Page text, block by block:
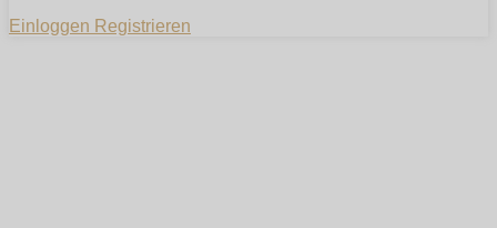
Einloggen Registrieren